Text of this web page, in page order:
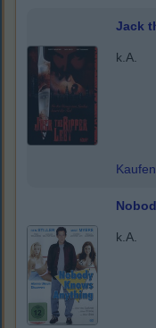
Jack
k.A.
Kaufen
k.A.